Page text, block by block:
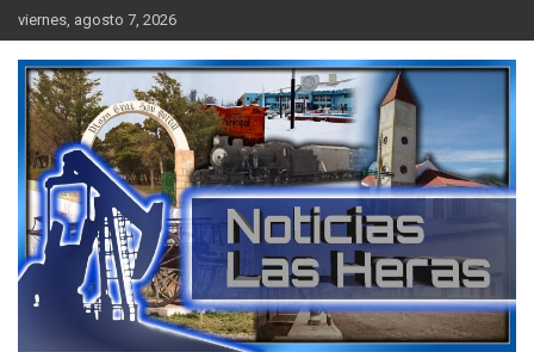
Skip
to
content
viernes, agosto 7, 2026